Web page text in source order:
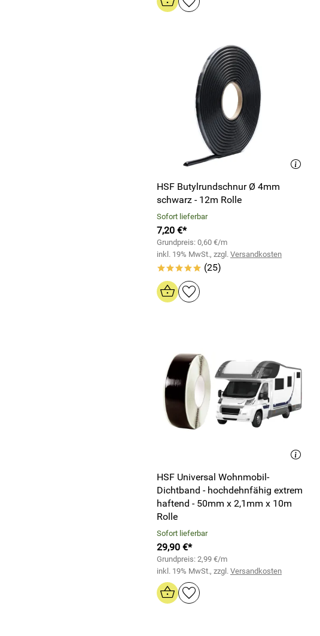
HSF Butylrundschnur Ø 4mm
schwarz - 12m Rolle
Sofort lieferbar
7,20 €*
Grundpreis: 0,60 €/m
inkl. 19% MwSt., zzgl. Versandkosten
***** (25)
HSF Universal Wohnmobil-
Dichtband - hochdehnfähig extrem
haftend - 50mm x 2,1mm x 10m
Rolle
Sofort lieferbar
29,90 €*
Grundpreis: 2,99 €/m
inkl. 19% MwSt., zzgl. Versandkosten